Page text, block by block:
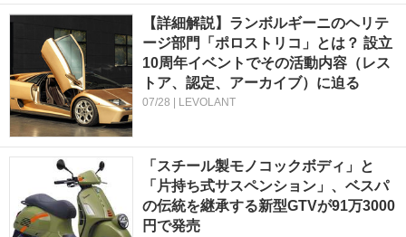
【詳細解説】ランボルギーニのヘリテ
ージ部門「ポロストリコ」とは？ 設立
10周年イベントでその活動内容（レス
トア、認定、アーカイブ）に迫る
07/28 | LEVOLANT
「スチール製モノコックボディ」と
「片持ち式サスペンション」、ベスパ
の伝統を継承する新型GTVが91万3000
円で発売